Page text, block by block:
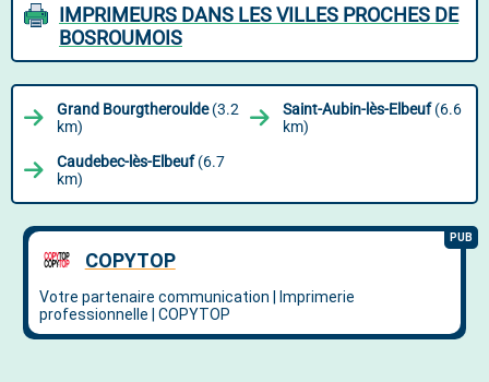
IMPRIMEURS DANS LES VILLES PROCHES DE
BOSROUMOIS
Grand Bourgtheroulde(3.2
km)
Saint-Aubin-lès-Elbeuf(6.6
km)
Caudebec-lès-Elbeuf(6.7
km)